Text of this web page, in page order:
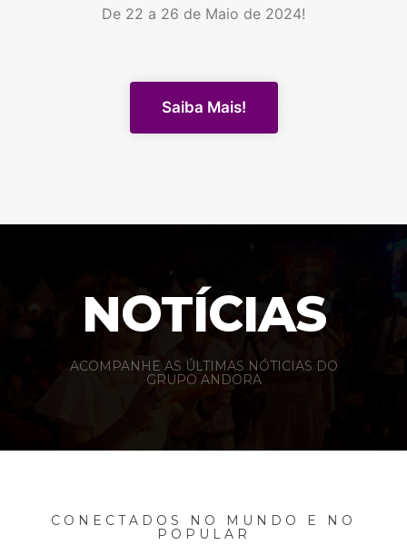
De 22 a 26 de Maio de 2024!
Saiba Mais!
NOTÍCIAS
ACOMPANHE AS ÚLTIMAS NÓTICIAS DO
GRUPO ANDORA
CONECTADOS NO MUNDO E NO
POPULAR